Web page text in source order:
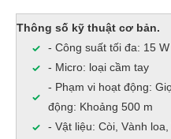
Thông số kỹ thuật cơ bản.
- Công suất tối đa: 15 W
- Micro: loại cầm tay
- Phạm vi hoạt động:
động: Khoảng 500 m
- Vật liệu: Còi, Vành